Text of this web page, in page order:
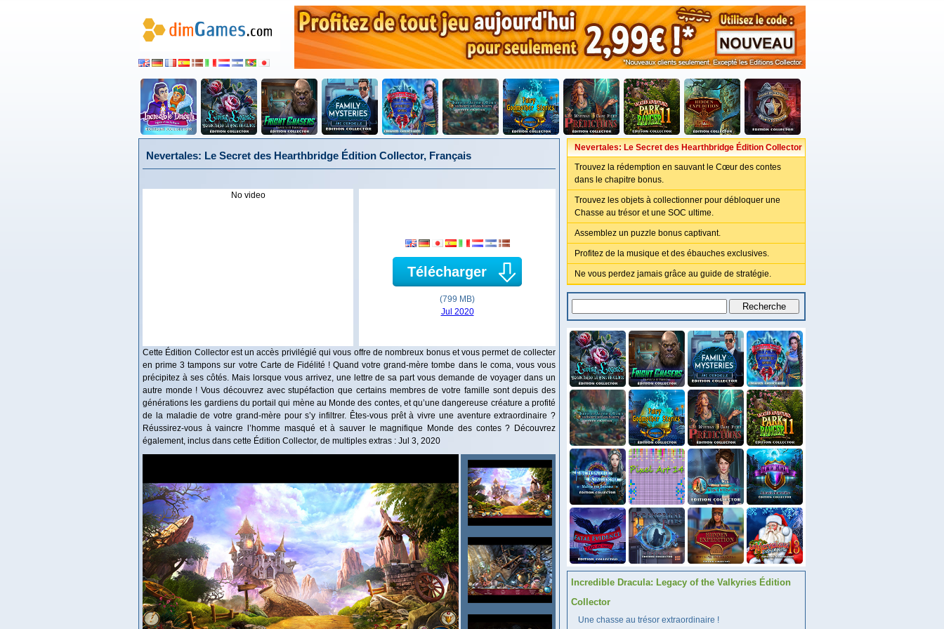
Nevertales: Le Secret des Hearthbridge Édition Collector, Français
No video
Télécharger
(799 MB)
Jul 2020
Cette Édition Collector est un accès privilégié qui vous offre de nombreux bonus et vous permet de collecter
en prime 3 tampons sur votre Carte de Fidélité ! Quand votre grand-mère tombe dans le coma, vous vous
précipitez à ses côtés. Mais lorsque vous arrivez, une lettre de sa part vous demande de voyager dans un
autre monde ! Vous découvrez avec stupéfaction que certains membres de votre famille sont depuis des
générations les gardiens du portail qui mène au Monde des contes, et qu’une dangereuse créature a profité
de la maladie de votre grand-mère pour s’y infiltrer. Êtes-vous prêt à vivre une aventure extraordinaire ?
Réussirez-vous à vaincre l’homme masqué et à sauver le magnifique Monde des contes ? Découvrez
également, inclus dans cette Édition Collector, de multiples extras : Jul 3, 2020
Nevertales: Le Secret des Hearthbridge Édition Collector
Trouvez la rédemption en sauvant le Cœur des contes
dans le chapitre bonus.
Trouvez les objets à collectionner pour débloquer une
Chasse au trésor et une SOC ultime.
Assemblez un puzzle bonus captivant.
Profitez de la musique et des ébauches exclusives.
Ne vous perdez jamais grâce au guide de stratégie.
Incredible Dracula: Legacy of the Valkyries Édition
Collector
Une chasse au trésor extraordinaire !